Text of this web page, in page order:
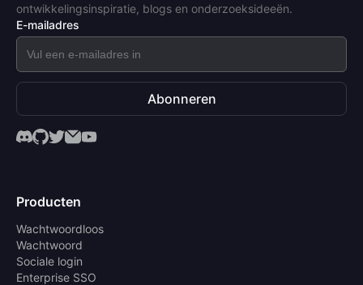
ontwikkelingsinspiratie, blogs en onderzoeksideeën.
E-mailadres
Abonneren
Producten
Wachtwoordloos
Wachtwoord
Sociale login
Enterprise SSO